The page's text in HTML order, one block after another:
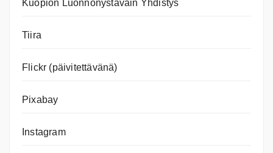
Kuopion Luonnonystäväin Yhdistys
Tiira
Flickr (päivitettävänä)
Pixabay
Instagram